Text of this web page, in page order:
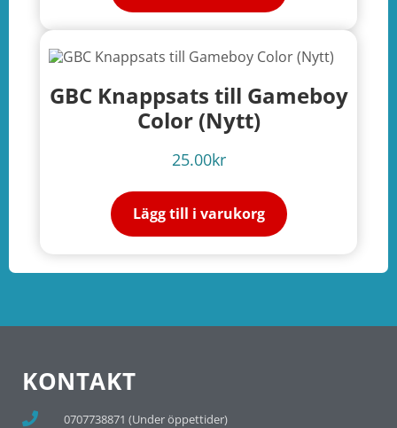
GBC Knappsats till Gameboy
Color (Nytt)
25.00kr
Lägg till i varukorg
KONTAKT
0707738871 (Under öppettider)